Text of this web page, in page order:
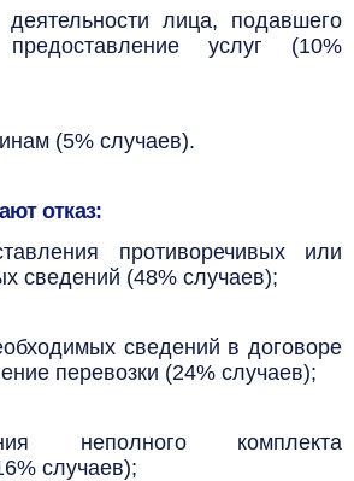
деятельности лица, подавшего
услуг (10%
(5% случаев).
отказ:
противоречивых или
сведений (48% случаев);
сведений в договоре
перевозки (24% случаев);
неполного комплекта
случаев);